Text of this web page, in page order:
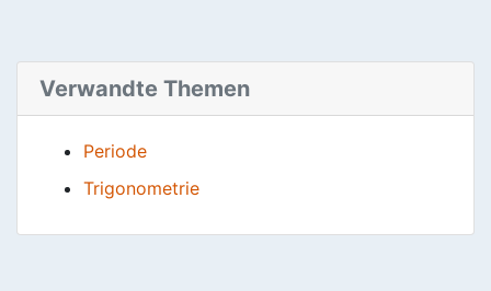
Verwandte Themen
Periode
Trigonometrie